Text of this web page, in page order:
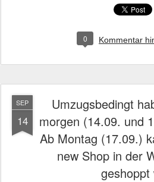
0 Kommentar
SEP
14
Umzugsbedingt
morgen (14.09. und
Ab Montag (17.09.)
new Shop in der
geshoppt